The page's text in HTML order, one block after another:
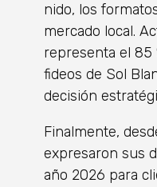
nido, los
mercado local.
representa el 85
fideos de Sol
decisión
Finalmente,
expresaron sus
año 2026 para